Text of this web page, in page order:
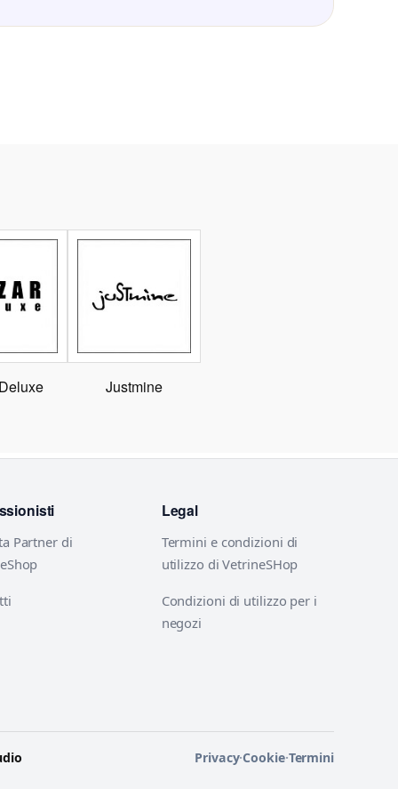
Justmine
Partner di
Legal
Termini e condizioni di
utilizzo di VetrineSHop
Condizioni di utilizzo per i
negozi
Privacy·Cookie·Termini